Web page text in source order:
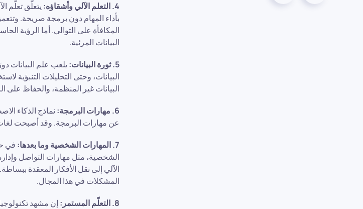
4. التعلم الآلي وأشقاؤه:
يتعلّق تعلّم
بأداء المهام دون برمجة صريحة.
المكافأة على التوالي. أما الرؤية
البيانات المرئية.
5. ثورة البيانات:
يلعب علم البيانات
البيانات، وحتى التحليلات التنبؤية
البيانات غير المنظمة، والحفاظ على
6. مهارات البرمجة:
نماذج الذكاء
عن مهارات البرمجة. وقد أصبحت
7. المهارات الشخصية وما بعدها:
في
الشخصية، مثل مهارات التواصل
الآلي إلى نقل الأفكار المعقدة
المشكلات في هذا المجال.
8. التعلّم المستمر:
إن مشهد